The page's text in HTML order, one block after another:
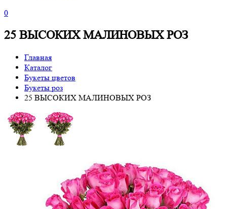
0
25 ВЫСОКИХ МАЛИНОВЫХ РОЗ
Главная
Каталог
Букеты цветов
Букеты роз
25 ВЫСОКИХ МАЛИНОВЫХ РОЗ